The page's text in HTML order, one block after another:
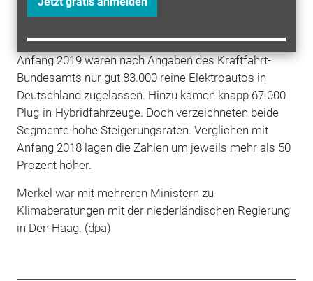
schnell auf, und man werde 2021 oder 2022 soweit
Anfang 2019 waren nach Angaben des Kraftfahrt-
Bundesamts nur gut 83.000 reine Elektroautos in
Deutschland zugelassen. Hinzu kamen knapp 67.000
Plug-in-Hybridfahrzeuge. Doch verzeichneten beide
Segmente hohe Steigerungsraten. Verglichen mit
Anfang 2018 lagen die Zahlen um jeweils mehr als 50
Prozent höher.
Merkel war mit mehreren Ministern zu
Klimaberatungen mit der niederländischen Regierung
in Den Haag. (dpa)